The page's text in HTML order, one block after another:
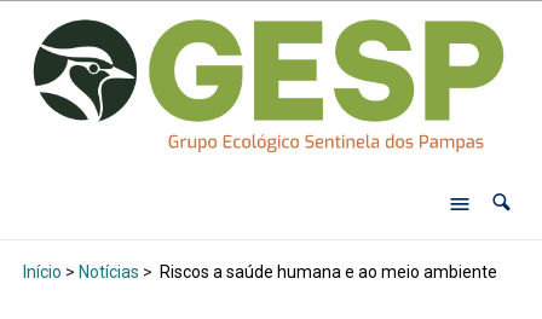
Início > Notícias > Riscos a saúde humana e ao meio ambiente